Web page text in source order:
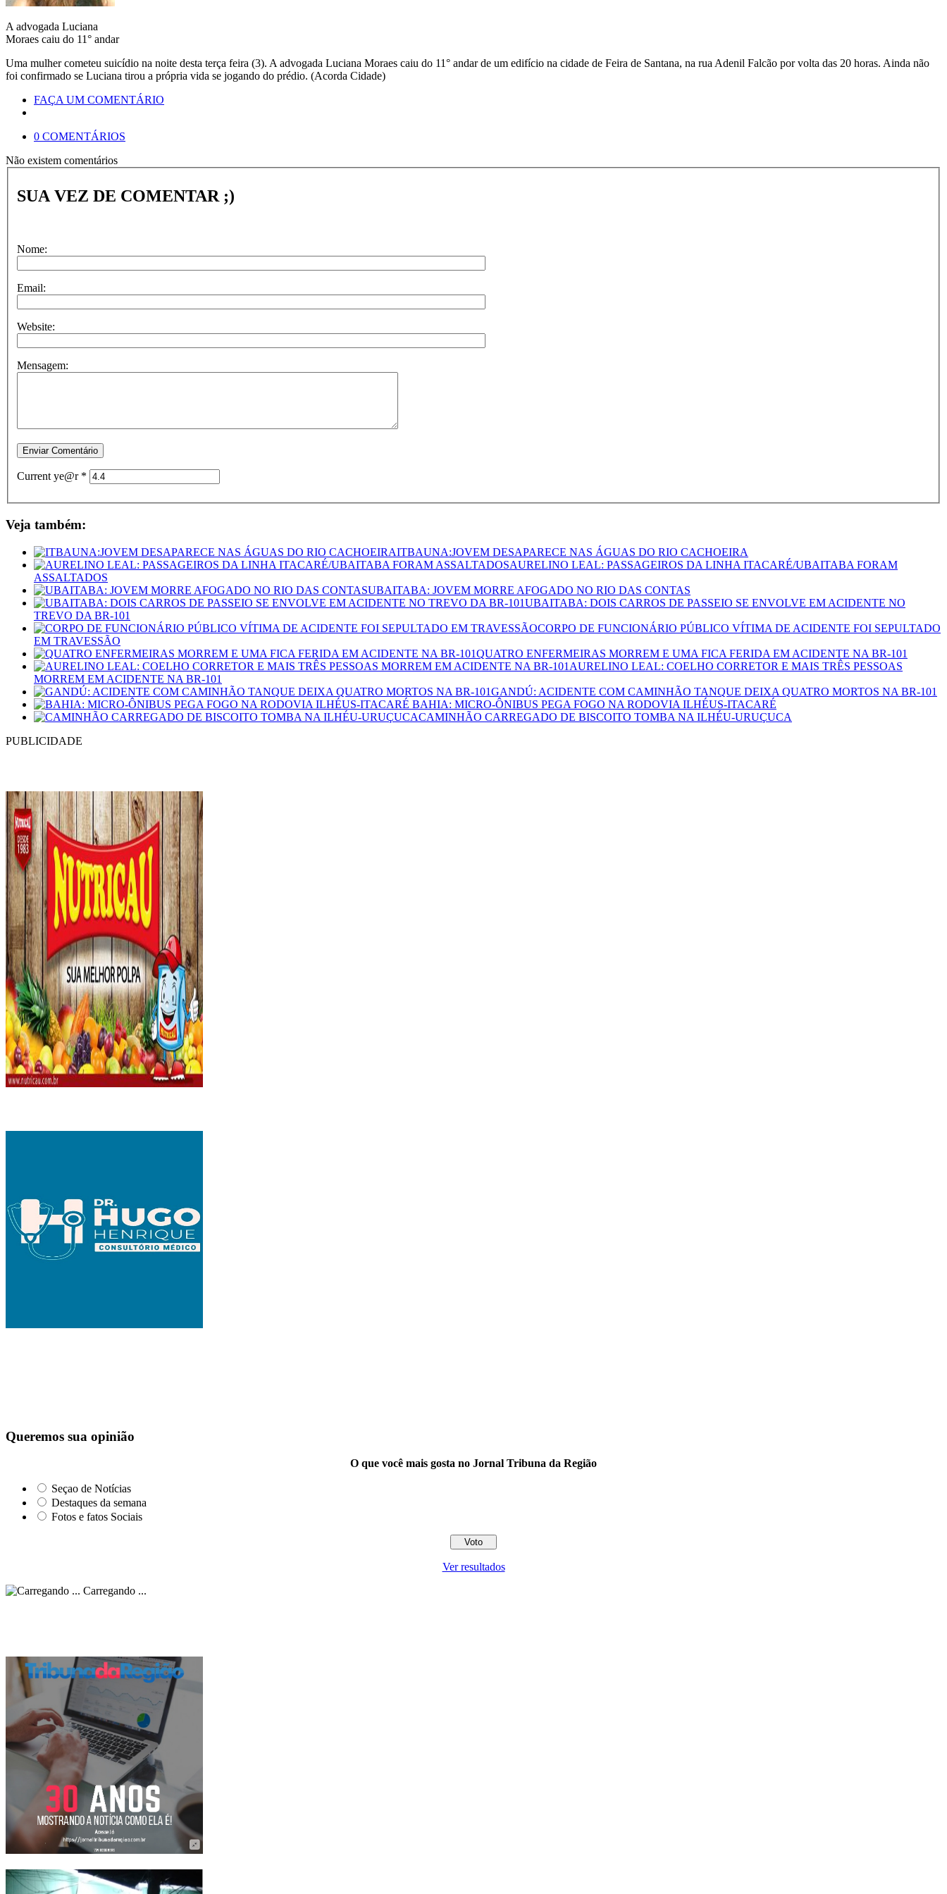
A advogada Luciana
Moraes caiu do 11° andar
Uma mulher cometeu suicídio na noite desta terça feira (3). A advogada Luciana Moraes caiu do 11° andar de um edifício na cidade de Feira de Santana, na rua Adenil Falcão por volta das 20 horas. Ainda não
foi confirmado se Luciana tirou a própria vida se jogando do prédio. (Acorda Cidade)
FAÇA UM COMENTÁRIO
0 COMENTÁRIOS
Não existem comentários
SUA VEZ DE COMENTAR ;)
Nome:
Email:
Website:
Mensagem:
Current ye@r *
Veja também:
ITBAUNA:JOVEM DESAPARECE NAS ÁGUAS DO RIO CACHOEIRA
AURELINO LEAL: PASSAGEIROS DA LINHA ITACARÉ/UBAITABA FORAM
ASSALTADOS
UBAITABA: JOVEM MORRE AFOGADO NO RIO DAS CONTAS
UBAITABA: DOIS CARROS DE PASSEIO SE ENVOLVE EM ACIDENTE NO
TREVO DA BR-101
CORPO DE FUNCIONÁRIO PÚBLICO VÍTIMA DE ACIDENTE FOI SEPULTADO
EM TRAVESSÃO
QUATRO ENFERMEIRAS MORREM E UMA FICA FERIDA EM ACIDENTE NA BR-101
AURELINO LEAL: COELHO CORRETOR E MAIS TRÊS PESSOAS
MORREM EM ACIDENTE NA BR-101
GANDÚ: ACIDENTE COM CAMINHÃO TANQUE DEIXA QUATRO MORTOS NA BR-101
BAHIA: MICRO-ÔNIBUS PEGA FOGO NA RODOVIA ILHÉUS-ITACARÉ
CAMINHÃO CARREGADO DE BISCOITO TOMBA NA ILHÉU-URUÇUCA
PUBLICIDADE
Queremos sua opinião
O que você mais gosta no Jornal Tribuna da Região
Seçao de Notícias
Destaques da semana
Fotos e fatos Sociais
Ver resultados
Carregando ...